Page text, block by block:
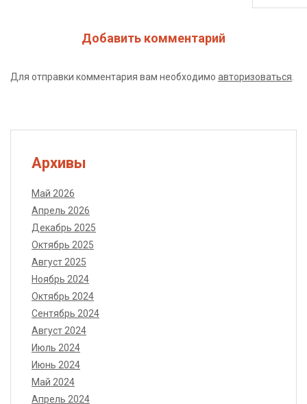
Добавить комментарий
Для отправки комментария вам необходимо авторизоваться
Архивы
Май 2026
Апрель 2026
Декабрь 2025
Октябрь 2025
Август 2025
Ноябрь 2024
Октябрь 2024
Сентябрь 2024
Август 2024
Июль 2024
Июнь 2024
Май 2024
Апрель 2024